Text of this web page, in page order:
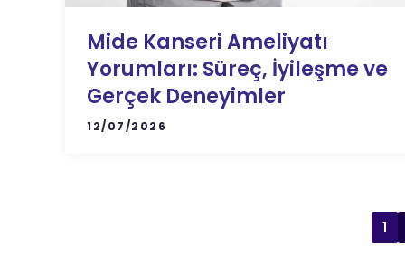
Mide Kanseri Ameliyatı
Yorumları: Süreç, İyileşme ve
Gerçek Deneyimler
12/07/2026
1